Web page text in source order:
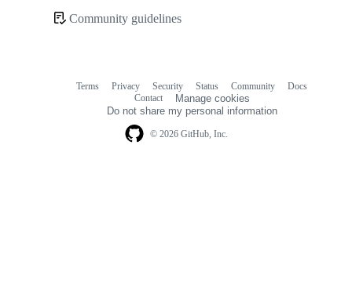
Community guidelines
© 2026 GitHub, Inc.
Terms Privacy Security Status Community
Docs
Contact
Manage cookies
Do not share my personal information